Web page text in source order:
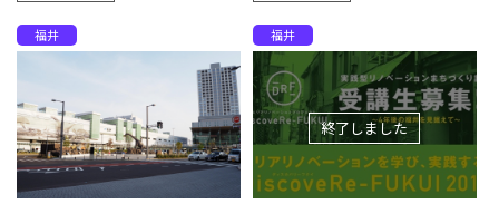
福井 福井
終了しました